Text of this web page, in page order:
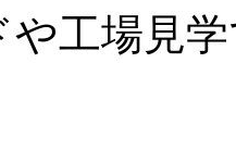
や工場見